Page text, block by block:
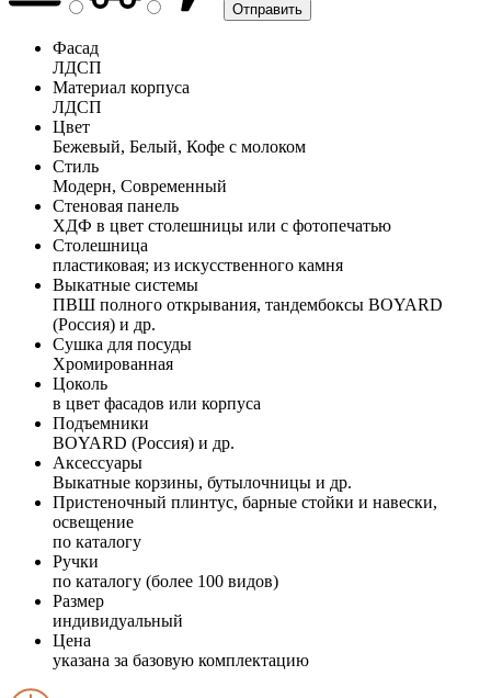
Фасад
ЛДСП
Материал корпуса
ЛДСП
Цвет
Бежевый, Белый, Кофе с молоком
Стиль
Модерн, Современный
Стеновая панель
ХДФ в цвет столешницы или с фотопечатью
Столешница
пластиковая; из искусственного камня
Выкатные системы
ПВШ полного открывания, тандембоксы BOYARD
(Россия) и др.
Сушка для посуды
Хромированная
Цоколь
в цвет фасадов или корпуса
Подъемники
BOYARD (Россия) и др.
Аксессуары
Выкатные корзины, бутылочницы и др.
Пристеночный плинтус, барные стойки и навески,
освещение
по каталогу
Ручки
по каталогу (более 100 видов)
Размер
индивидуальный
Цена
указана за базовую комплектацию